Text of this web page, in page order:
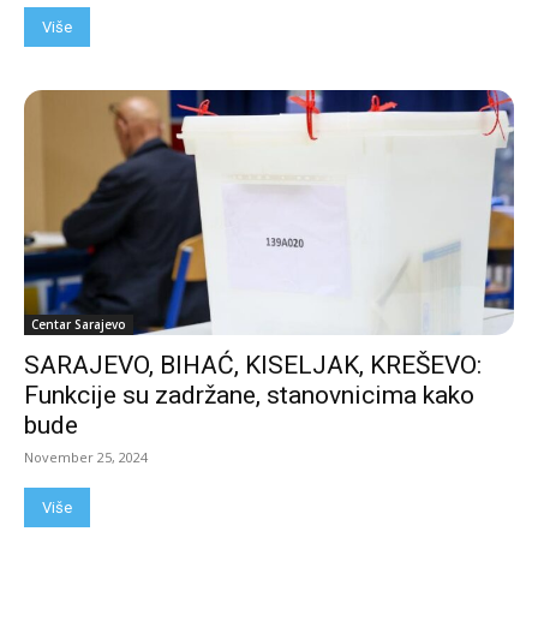
Više
Centar Sarajevo
SARAJEVO, BIHAĆ, KISELJAK, KREŠEVO:
Funkcije su zadržane, stanovnicima kako
bude
November 25, 2024
Više